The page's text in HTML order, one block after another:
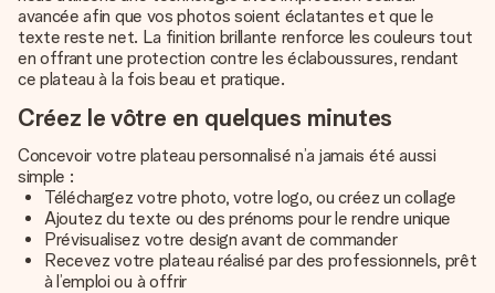
avancée afin que vos photos soient éclatantes et que le
texte reste net. La finition brillante renforce les couleurs tout
en offrant une protection contre les éclaboussures, rendant
ce plateau à la fois beau et pratique.
Créez le vôtre en quelques minutes
Concevoir votre plateau personnalisé n’a jamais été aussi
simple :
Téléchargez votre photo, votre logo, ou créez un collage
Ajoutez du texte ou des prénoms pour le rendre unique
Prévisualisez votre design avant de commander
Recevez votre plateau réalisé par des professionnels, prêt
à l’emploi ou à offrir